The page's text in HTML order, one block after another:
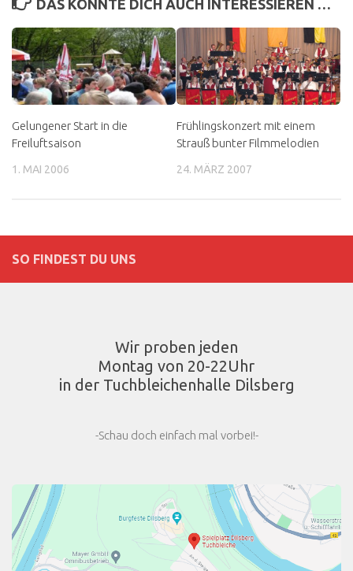
DAS KÖNNTE DICH AUCH INTERESSIEREN …
Gelungener Start in die
Freiluftsaison
1. MAI 2006
Frühlingskonzert mit einem
Strauß bunter Filmmelodien
24. MÄRZ 2007
SO FINDEST DU UNS
Wir proben jeden
Montag von 20-22Uhr
in der Tuchbleichenhalle Dilsberg
-Schau doch einfach mal vorbei!-